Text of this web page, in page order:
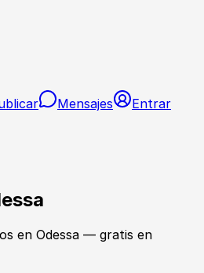
Mensajes Entrar
en Odessa — gratis en